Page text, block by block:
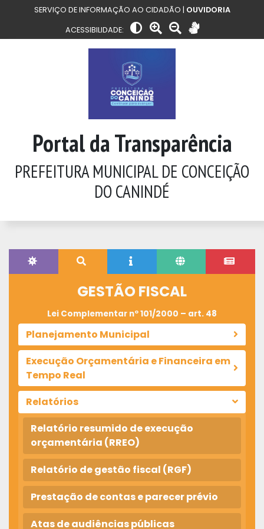
SERVIÇO DE INFORMAÇÃO AO CIDADÃO | OUVIDORIA
ACESSIBILIDADE:
Portal da Transparência
PREFEITURA MUNICIPAL DE CONCEIÇÃO
DO CANINDÉ
GESTÃO FISCAL
Lei Complementar nº 101/2000 – art. 48
Planejamento Municipal
Execução Orçamentária e Financeira em
Tempo Real
Relatórios
Relatório resumido de execução
orçamentária (RREO)
Relatório de gestão fiscal (RGF)
Prestação de contas e parecer prévio
Atas de audiências públicas